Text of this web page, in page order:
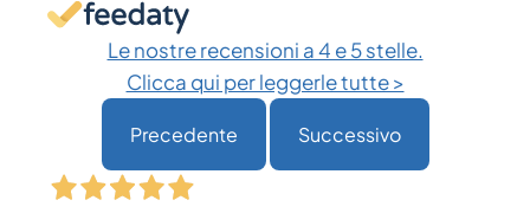
Le nostre recensioni a 4 e 5 stelle.
Clicca qui per leggerle tutte >
Precedente Successivo